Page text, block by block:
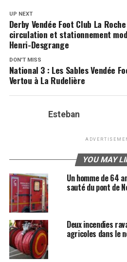
UP NEXT
Derby Vendée Foot Club La
circulation et stationnement
Henri-Desgrange
DON'T MISS
National 3 : Les Sables Vendée
Vertou à La Rudelière
Esteban
YOU MAY
Un homme de 64
sauté du pont de
Deux incendies
agricoles dans le